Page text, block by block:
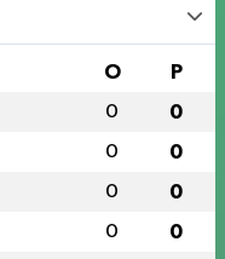
O P
0 0
0 0
0 0
0 0